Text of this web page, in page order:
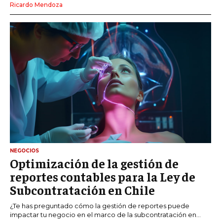
Ricardo Mendoza
NEGOCIOS
Optimización de la gestión de
reportes contables para la Ley de
Subcontratación en Chile
¿Te has preguntado cómo la gestión de reportes puede
impactar tu negocio en el marco de la subcontratación en...